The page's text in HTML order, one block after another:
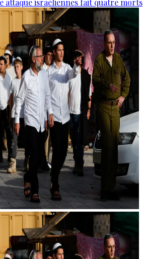
attaque israéliennes fait quatre morts